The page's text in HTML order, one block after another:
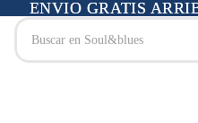
ENVIO GRATIS
ENVIO GRATIS